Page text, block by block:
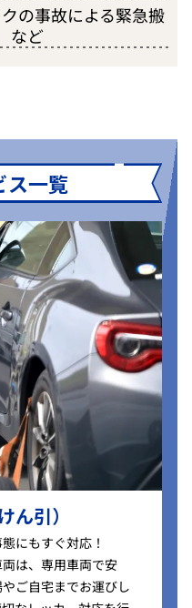
の事故による緊急搬
ど
ス一覧
ん引）
にもすぐ対応！
は、専用車両で安
ご自宅までお運びし